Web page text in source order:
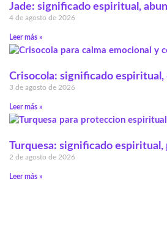
Jade: significado espiritual,
4 de agosto de 2026
Leer más »
Crisocola: significado espiritual,
3 de agosto de 2026
Leer más »
Turquesa: significado
2 de agosto de 2026
Leer más »